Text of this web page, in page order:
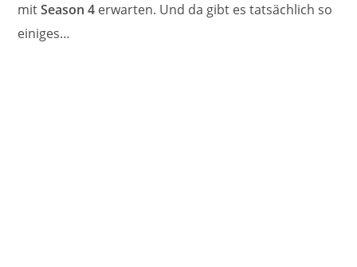
mitSeason 4 erwarten. Und da gibt es tatsächlich so
einiges…